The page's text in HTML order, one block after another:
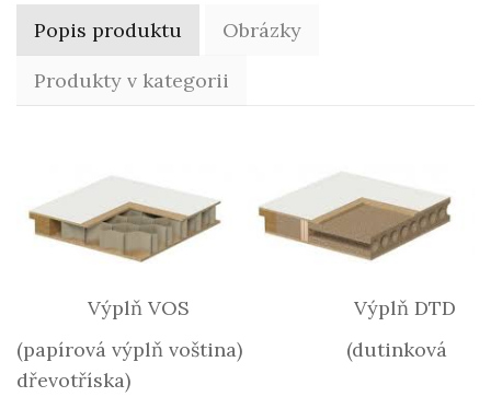
Popis produktu
Obrázky
Produkty v kategorii
Výplň VOS Výplň DTD
(papírová výplň voština) (dutinková
dřevotříska)